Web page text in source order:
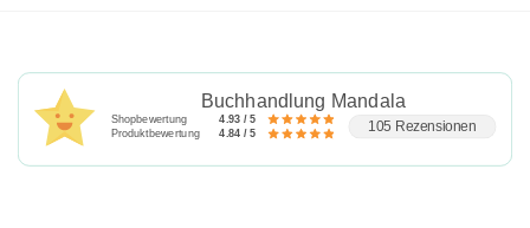
Buchhandlung Mandala
Shopbewertung 4.93 / 5
Produktbewertung 4.84 / 5 105 Rezensionen